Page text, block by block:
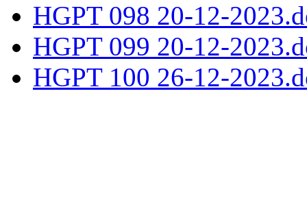
HGPT 098 20-12-
HGPT 099 20-12-
HGPT 100 26-12-